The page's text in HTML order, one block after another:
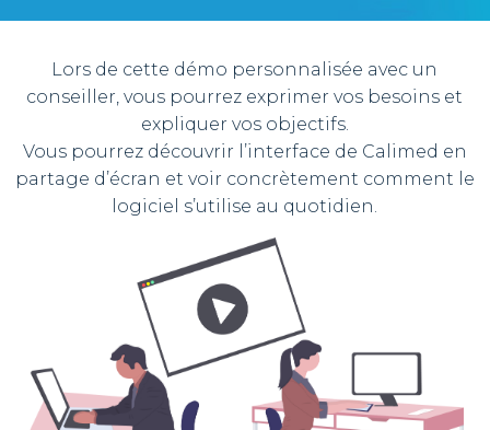
Lors de cette démo personnalisée avec un
conseiller, vous pourrez exprimer vos besoins et
expliquer vos objectifs.
Vous pourrez découvrir l’interface de Calimed en
partage d’écran et voir concrètement comment le
logiciel s’utilise au quotidien.